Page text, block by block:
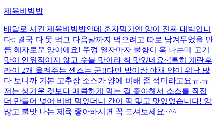
제육비빔밥
배달로 시킨 제육비빔밥인데 혼자먹기엔 양이 진짜 대박입니
다;; 결국 다 못 먹고 다음날까지 먹으려고 따로 남겨두었을 만
큼 혜자로운 양이에요! 뚜껑 열자마자 불향이 훅 나는데 고기
맛이 인위적이지 않고 숯불 맛이라 참 맛있네요~!특히 계란후
라이 2개 올려주는 센스는 굳!! ​다만 밥이랑 야채 양이 워낙 많
다 보니까 기본 고추장 소스가 양에 비해 좀 적더라고요ㅠ.ㅠ
저는 싱거운 것보다 매콤하게 먹는 걸 좋아해서 소스를 직접
더 만들어 넣어 비벼 먹었더니 간이 딱 맞고 맛있었습니다! 양
많고 불맛 나는 제육 좋아하시면 꼭 드셔보세요~^^